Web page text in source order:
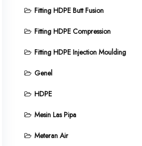
Fitting HDPE Butt Fusion
Fitting HDPE Compression
Fitting HDPE Injection Moulding
Genel
HDPE
Mesin Las Pipa
Meteran Air